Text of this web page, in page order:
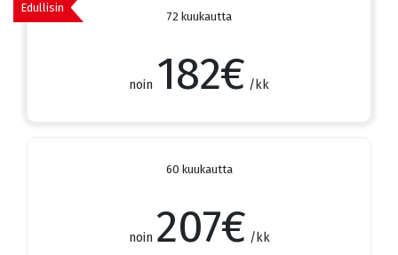
Edullisin
72 kuukautta
noin 182€ /kk
60 kuukautta
noin 207€ /kk